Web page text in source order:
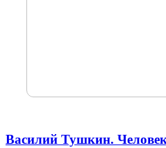
Василий Тушкин.